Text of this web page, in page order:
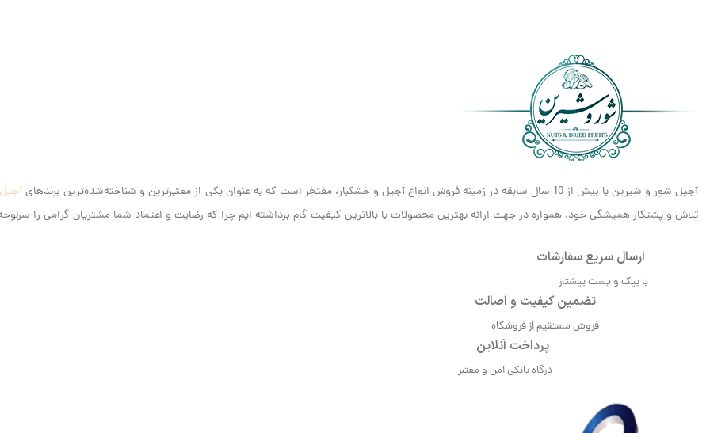
آجیل شور و شیرین با بیش از 10 سال سابقه در زمینه فروش انواع آجیل و خشکبار، مفتخر است که به عنوان یکی از معتبرترین و شناخته‌شده‌ترین برندهای
تلاش و پشتکار همیشگی خود، همواره در جهت ارائه بهترین محصولات با بالاترین کیفیت گام برداشته ایم‌ چرا که رضایت و اعتماد شما مشتریان گرامی را سرلوحه
ارسال سریع سفارشات
با پیک و پست پیشتاز
تضمین کیفیت و اصالت
فروش مستقیم از فروشگاه
پرداخت آنلاین
درگاه بانکی امن و معتبر